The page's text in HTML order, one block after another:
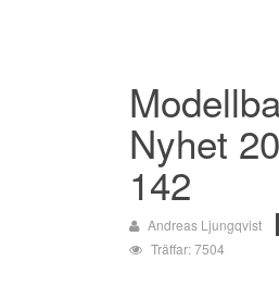
Nyhet
142
Andreas Ljungqvist
Träffar: 7504